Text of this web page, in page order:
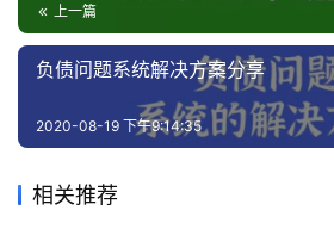
上一篇
负债问题系统解决方案分享
2020-08-19 下午9:14:35
相关推荐